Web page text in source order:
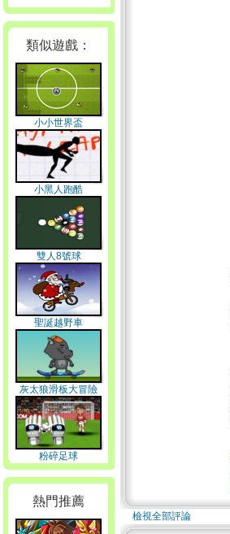
類似遊戲：
小小世界盃
小黑人跑酷
雙人8號球
聖誕越野車
灰太狼滑板大冒險
粉碎足球
熱門推薦
檢視全部評論